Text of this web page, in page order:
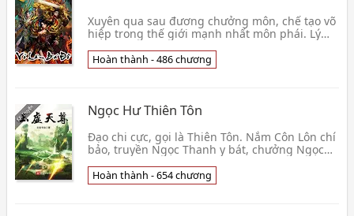
Xuyên qua sau đương chưởng môn, chế tạo võ
hiệp trong thế giới mạnh nhất môn phái. Lý
tro cốt c👦 Ngạo Kiều Sư Tử
Hoàn thành - 486 chương
Ngọc Hư Thiên Tôn
Đạo chi cực, gọi là Thiên Tôn. Nắm Côn Lôn chí
bảo, truyền Ngọc Thanh y bát, chưởng Ngọc
Thư Trùng
Hoàn thành - 654 chương